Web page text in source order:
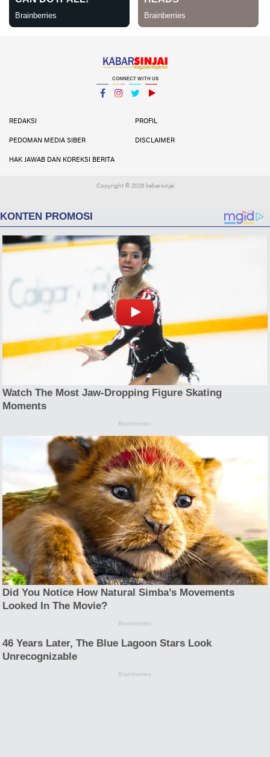
CONNECT WITH US
REDAKSI
PROFIL
PEDOMAN MEDIA SIBER DISCLAIMER
HAK JAWAB DAN KOREKSI BERITA
Copyright © 2026 kabarsinjai